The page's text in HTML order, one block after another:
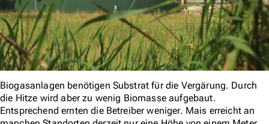
Biogasanlagen benötigen Substrat für die Vergärung. Durch
die Hitze wird aber zu wenig Biomasse aufgebaut.
Entsprechend ernten die Betreiber weniger. Mais erreicht an